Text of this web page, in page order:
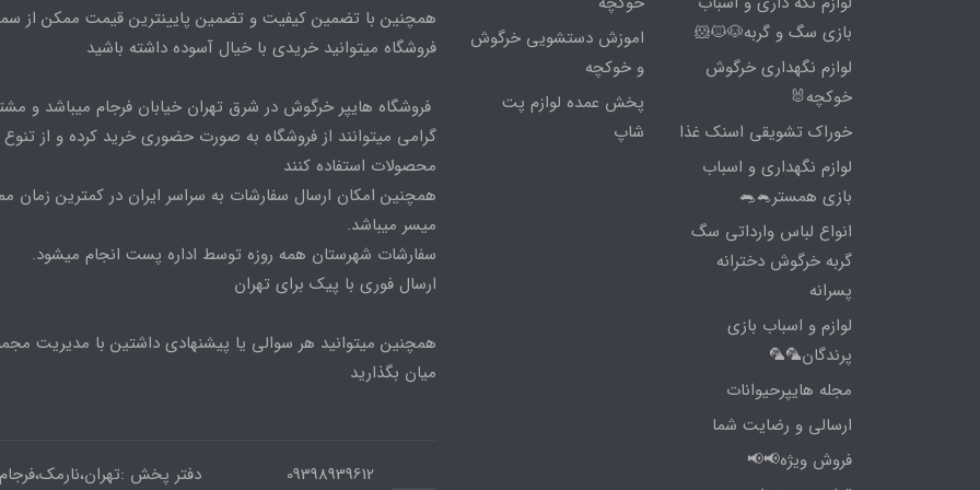
بازی سگ و گربه🐶🐱🐹
لوازم نگهداری خرگوش
خوکچه🐰
خوراک تشویقی اسنک غذا
لوازم نگهداری و اسباب
بازی همستر🐁🐀
انواع لباس وارداتی سگ
گربه خرگوش دخترانه
پسرانه
لوازم و اسباب بازی
پرندگان🦜🦜
مجله هایپرحیوانات
ارسالی و رضایت شما
فروش ویژه📢📢
اموزش دستشویی خرگوش
و خوکچه
پخش عمده لوازم پت
شاپ
همچنین با تضمین کیفیت و تضمین پایینترین قیمت ممکن از
فروشگاه میتوانید خریدی با خیال آسوده داشته باشید
فروشگاه هایپر خرگوش در شرق تهران خیابان فرجام میباشد و
گرامی میتوانند از فروشگاه به صورت حضوری خرید کرده و از تنوع
محصولات استفاده کنند
همچنین امکان ارسال سفارشات به سراسر ایران در کمترین زمان
میسر میباشد.
سفارشات شهرستان همه روزه توسط اداره پست انجام میشود.
ارسال فوری با پیک برای تهران
همچنین میتوانید هر سوالی یا پیشنهادی داشتین با مدیریت
میان بگذارید
09398939612
دفتر پخش :تهران،نارمک،فرجام